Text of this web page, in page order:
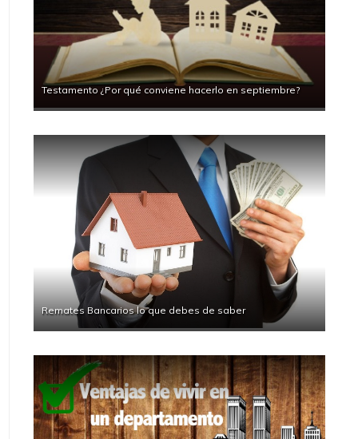
Testamento ¿Por qué conviene hacerlo en septiembre?
Remates Bancarios lo que debes de saber